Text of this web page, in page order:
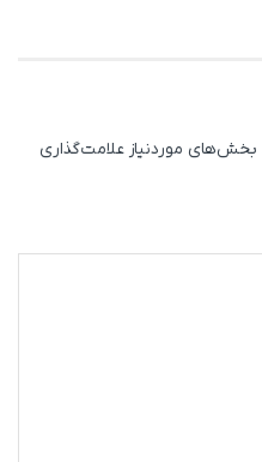
بخش‌های موردنیاز علامت‌گذاری